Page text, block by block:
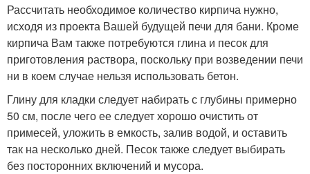
Рассчитать необходимое количество кирпича нужно,
исходя из проекта Вашей будущей печи для бани. Кроме
кирпича Вам также потребуются глина и песок для
приготовления раствора, поскольку при возведении печи
ни в коем случае нельзя использовать бетон.
Глину для кладки следует набирать с глубины примерно
50 см, после чего ее следует хорошо очистить от
примесей, уложить в емкость, залив водой, и оставить
так на несколько дней. Песок также следует выбирать
без посторонних включений и мусора.